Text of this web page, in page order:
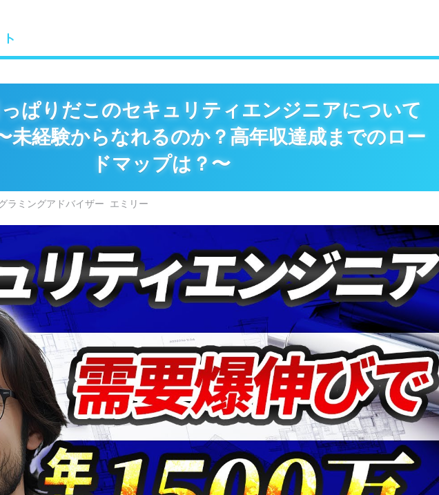
ぱりだこのセキュリティエンジニアについて
未経験からなれるのか？高年収達成までのロー
ドマップは？〜
ラミングアドバイザー エミリー